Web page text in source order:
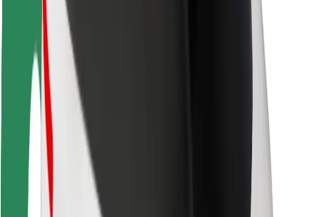
Seguridad para usuarios
Seguridad para conductores
Seguridad para patinetes
Safety Lab
Ciudades
Dónde estamos
Soluciones para las ciudades
Aeropuertos